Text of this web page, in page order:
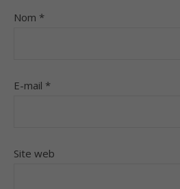
Nom *
E-mail *
Site web